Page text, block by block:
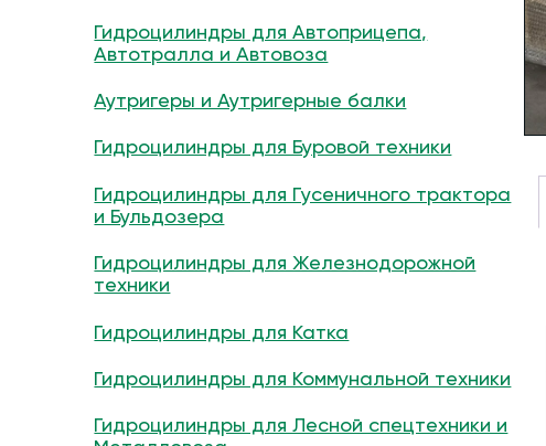
Гидроцилиндры для Автоприцепа,
Автотралла и Автовоза
Аутригеры и Аутригерные балки
Гидроцилиндры для Буровой техники
Гидроцилиндры для Гусеничного трактора
и Бульдозера
Гидроцилиндры для Железнодорожной
техники
Гидроцилиндры для Катка
Гидроцилиндры для Коммунальной техники
Гидроцилиндры для Лесной спецтехники и